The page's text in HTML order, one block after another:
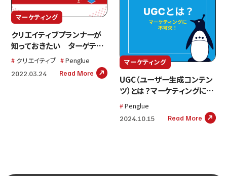
マーケティング
クリエイティブプランナーが
知っておきたい ターゲティ
ングと言語化
クリエイティブ Penglue
2022.03.24 Read More
マーケティング
UGC（ユーザー生成コンテン
ツ）とは？マーケティングに取
り入れるメリットや成功事例
をご紹介！
Penglue
2024.10.15 Read More